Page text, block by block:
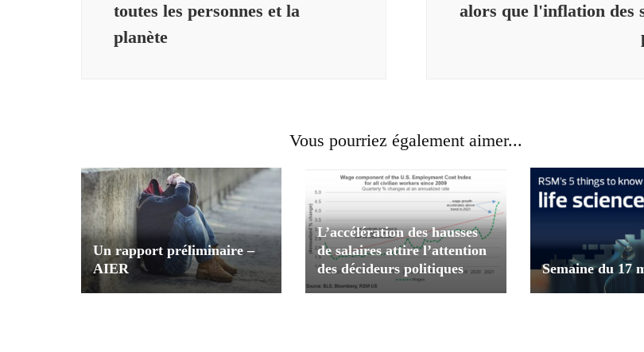
toutes les personnes et la
planète
alors que l'inflation des
Vous pourriez également aimer...
Un rapport préliminaire –
AIER
L’accélération des hausses
de salaires attire l’attention
des décideurs politiques
Semaine du 17